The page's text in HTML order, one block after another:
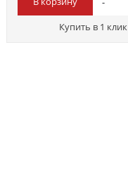
Купить в 1 клик